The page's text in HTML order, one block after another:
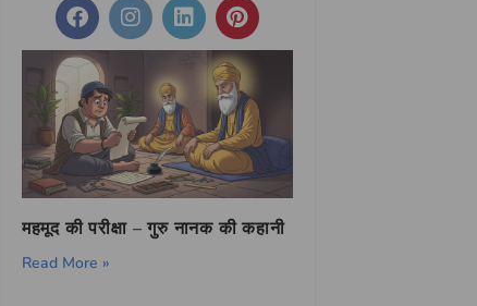
महमूद की परीक्षा – गुरु नानक की कहानी
Read More »